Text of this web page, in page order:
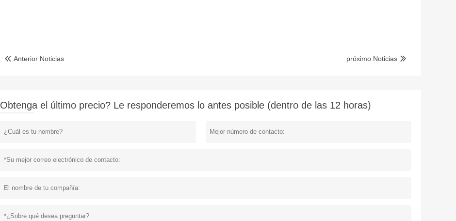
 Anterior Noticias 
próximo Noticias
Obtenga el último precio? Le responderemos lo antes posible (dentro de las 12 horas)